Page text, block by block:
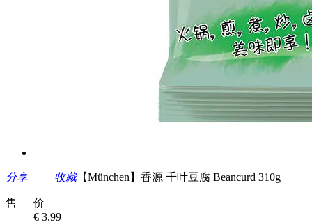
分享 收藏【München】香源 千叶豆腐 Beancurd 310g
售 价
€ 3.99